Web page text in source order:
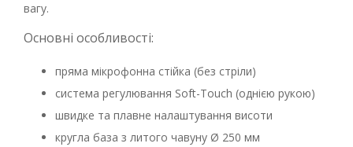
вагу.
Основні особливості:
пряма мікрофонна стійка (без стріли)
система регулювання Soft-Touch (однією рукою)
швидке та плавне налаштування висоти
кругла база з литого чавуну Ø 250 мм